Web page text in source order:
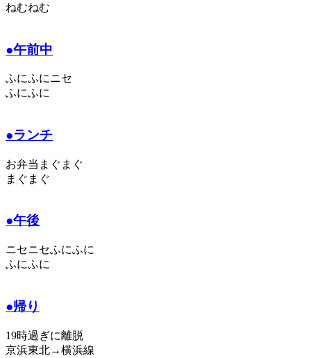
ねむねむ
●午前中
ふにふにニセ
ふにふに
●ランチ
お弁当まぐまぐ
まぐまぐ
●午後
ニセニセふにふに
ふにふに
●帰り
19時過ぎに離脱
京浜東北→横浜線